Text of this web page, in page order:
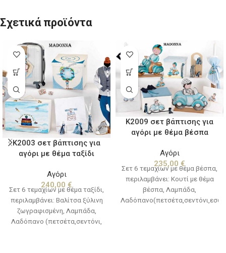
Σχετικά προϊόντα
K2003 σετ βάπτισης για
αγόρι με θέμα ταξίδι
Αγόρι
240,00 €
Σετ 6 τεμαχίων με θέμα ταξίδι,
περιλαμβάνει: Βαλίτσα ξύλινη
ζωγραφισμένη, Λαμπάδα,
Λαδόπανο (πετσέτα,σεντόνι,
K2009 σετ βάπτισης για
αγόρι με θέμα βέσπα
Αγόρι
235,00 €
Σετ 6 τεμαχίων με θέμα βέσπα,
περιλαμβάνει: Κουτί με θέμα
βέσπα, Λαμπάδα,